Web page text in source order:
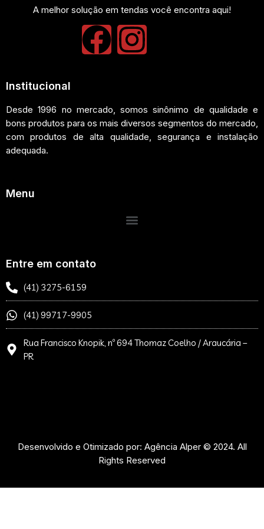
A melhor solução em tendas você encontra aqui!
Institucional
Desde 1996 no mercado, somos sinônimo de qualidade e
bons produtos para os mais diversos segmentos do mercado,
com produtos de alta qualidade, segurança e instalação
adequada.
Menu
Entre em contato
(41) 3275-6159
(41) 99717-9905
Rua Francisco Knopik, nº 694 Thomaz Coelho / Araucária –
PR
Desenvolvido e Otimizado por: Agência Alper © 2024. All
Rights Reserved